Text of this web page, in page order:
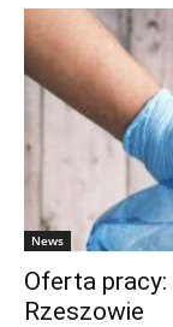
News
Oferta
Rzeszowie